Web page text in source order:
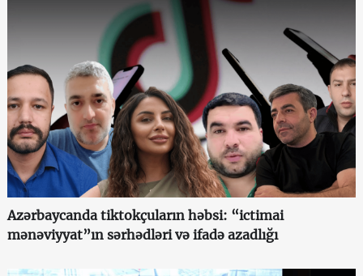
Azərbaycanda tiktokçuların həbsi: “ictimai
mənəviyyat”ın sərhədləri və ifadə azadlığı